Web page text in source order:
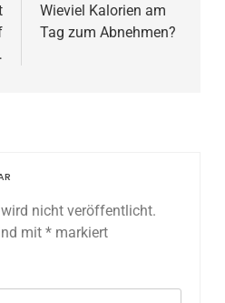
Wieviel Kalorien am
Tag zum Abnehmen?
wird nicht veröffentlicht.
mit *markiert